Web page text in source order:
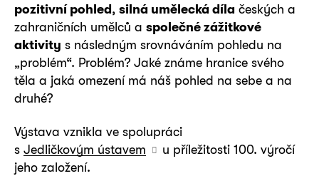
pozitivní pohled, silná umělecká díla českých a
zahraničních umělců a společné zážitkové
aktivity s následným srovnáváním pohledu na
„problém“. Problém? Jaké známe hranice svého
těla a jaká omezení má náš pohled na sebe a na
druhé?
Výstava vznikla ve spolupráci
s Jedličkovým ústavem
u příležitosti 100. výročí
jeho založení.